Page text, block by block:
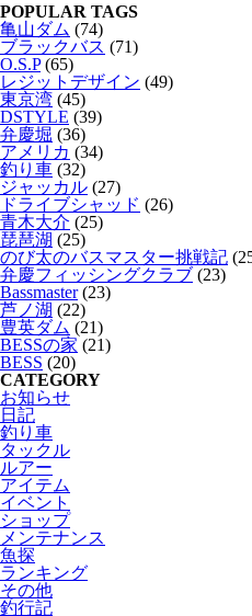
POPULAR TAGS
亀山ダム (74)
ブラックバス (71)
O.S.P(65)
レジットデザイン (49)
東京湾 (45)
DSTYLE (39)
弁慶堀 (36)
アメリカ (34)
釣り車 (32)
ジャッカル (27)
ドライブシャッド (26)
青木大介 (25)
琵琶湖 (25)
のび太のバスマスター挑戦記
弁慶フィッシングクラブ (23)
Bassmaster(23)
芦ノ湖 (22)
豊英ダム (21)
BESSの家 (21)
BESS (20)
CATEGORY
お知らせ
日記
釣り車
タックル
ルアー
アイテム
イベント
ショップ
メンテナンス
魚探
ランキング
その他
釣行記